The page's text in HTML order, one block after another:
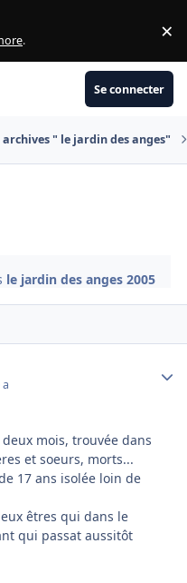
. ×
Se connecter
archives " le jardin des anges"
le jardin des anges 2005
mois, trouvée dans
et soeurs, morts...
17 ans isolée loin de
êtres qui dans le
qui passat aussitôt